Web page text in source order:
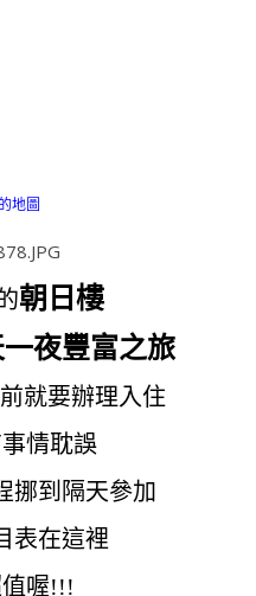
地圖
朝日樓
夜豐富之旅
就要辦理入住
情耽誤
挪到隔天參加
表在這裡
喔!!!